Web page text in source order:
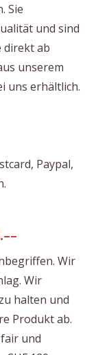
Sie
und sind
direkt ab
unserem
uns erhältlich.
Paypal,
Wir
Wir
halten und
Produkt ab.
und